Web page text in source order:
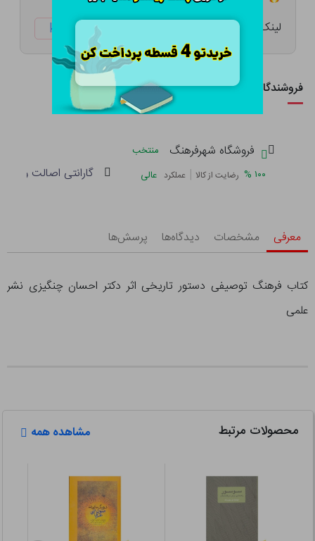
لینک کوتاه: ketabtala.com/sbp-38275
فروشندگان این کالا
فروشگاه شهرفرهنگ
منتخب
۱۰۰ % رضایت از کالا | عملکرد عالی گارانتی اصالت و
معرفی مشخصات دیدگاه‌ها پرسش‌ها
کتاب فرهنگ توصیفی دستور تاریخی اثر دکتر احسان چنگیزی نشر
علمی
محصولات مرتبط مشاهده همه